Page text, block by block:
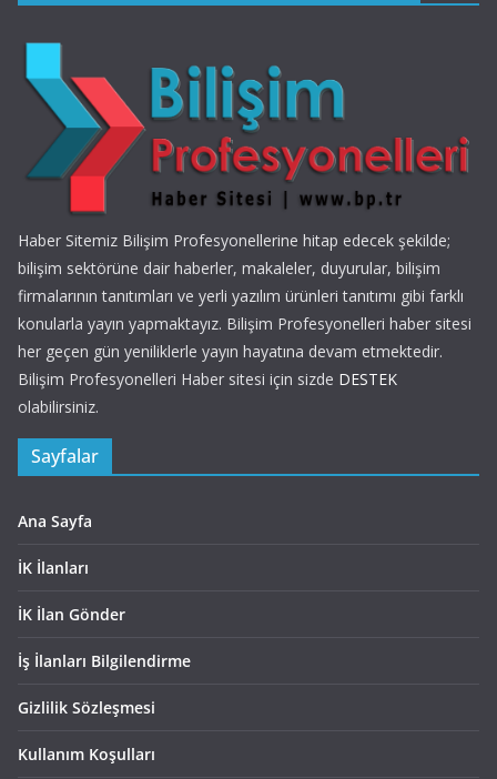
Haber Sitemiz Bilişim Profesyonellerine hitap edecek şekilde;
bilişim sektörüne dair haberler, makaleler, duyurular, bilişim
firmalarının tanıtımları ve yerli yazılım ürünleri tanıtımı gibi farklı
konularla yayın yapmaktayız. Bilişim Profesyonelleri haber sitesi
her geçen gün yeniliklerle yayın hayatına devam etmektedir.
Bilişim Profesyonelleri Haber sitesi için sizde DESTEK
olabilirsiniz.
Sayfalar
Ana Sayfa
İK İlanları
İK İlan Gönder
İş İlanları Bilgilendirme
Gizlilik Sözleşmesi
Kullanım Koşulları